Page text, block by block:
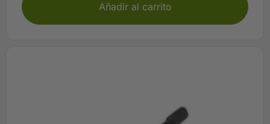
Añadir al carrito